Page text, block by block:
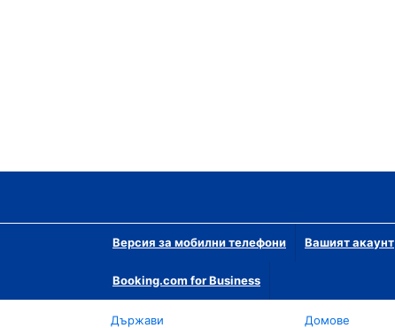
Версия за мобилни телефони Вашият акаунт
Booking.com for Business
Държави
Домове